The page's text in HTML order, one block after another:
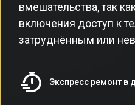
вмешательства, так
включения доступ к
затруднённым или
Экспресс ремонт в